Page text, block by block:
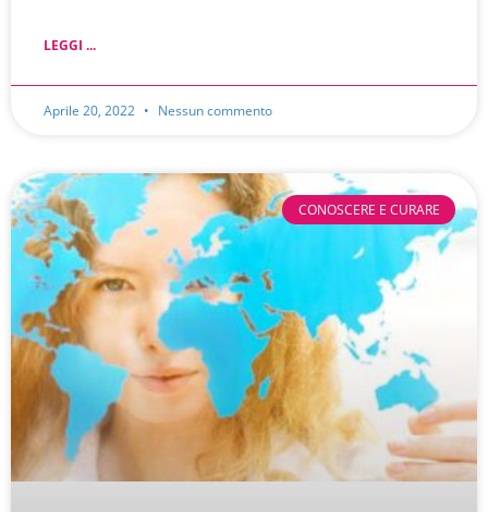
LEGGI ...
Aprile 20, 2022 Nessun commento
CONOSCERE E CURARE